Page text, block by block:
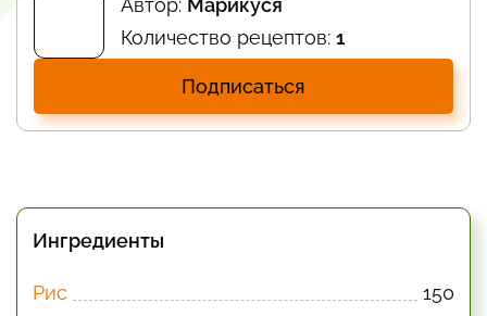
Количество рецептов: 1
Подписаться
Ингредиенты
Рис
150